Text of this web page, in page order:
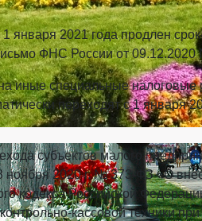
января 2021 года продлен
ФНС России от
иные специальные
переходят с 1 января
субъектов малого
2020 г. № 373-ФЗ «О
кодекса Российской
кассовой техники